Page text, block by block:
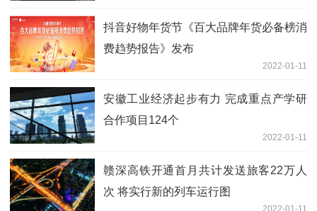
抖音好物年货节《百大品牌年货必备榜消
费趋势报告》发布
2022-01-11
安徽工业经济起步有力 完成重点产学研
合作项目124个
2022-01-11
赣深高铁开通首月共计发送旅客22万人
次 将实行新的列车运行图